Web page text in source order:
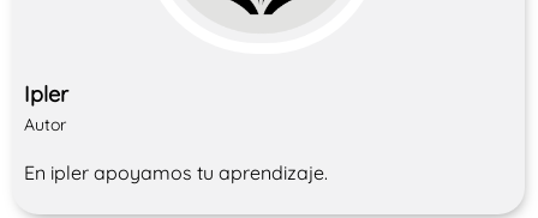
Ipler
Autor
En ipler apoyamos tu aprendizaje.